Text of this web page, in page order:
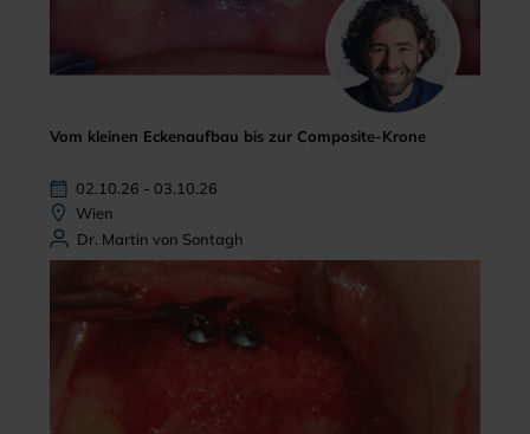
Vom kleinen Eckenaufbau bis zur Composite-Krone
02.10.26 - 03.10.26
Wien
Dr. Martin von Sontagh